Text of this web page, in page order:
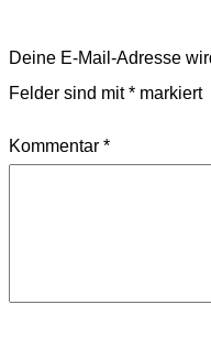
Deine E-Mail-Adresse
Felder sind mit* markiert
Kommentar *